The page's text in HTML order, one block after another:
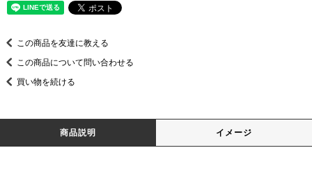
この商品を友達に教える
この商品について問い合わせる
買い物を続ける
商品説明 イメージ